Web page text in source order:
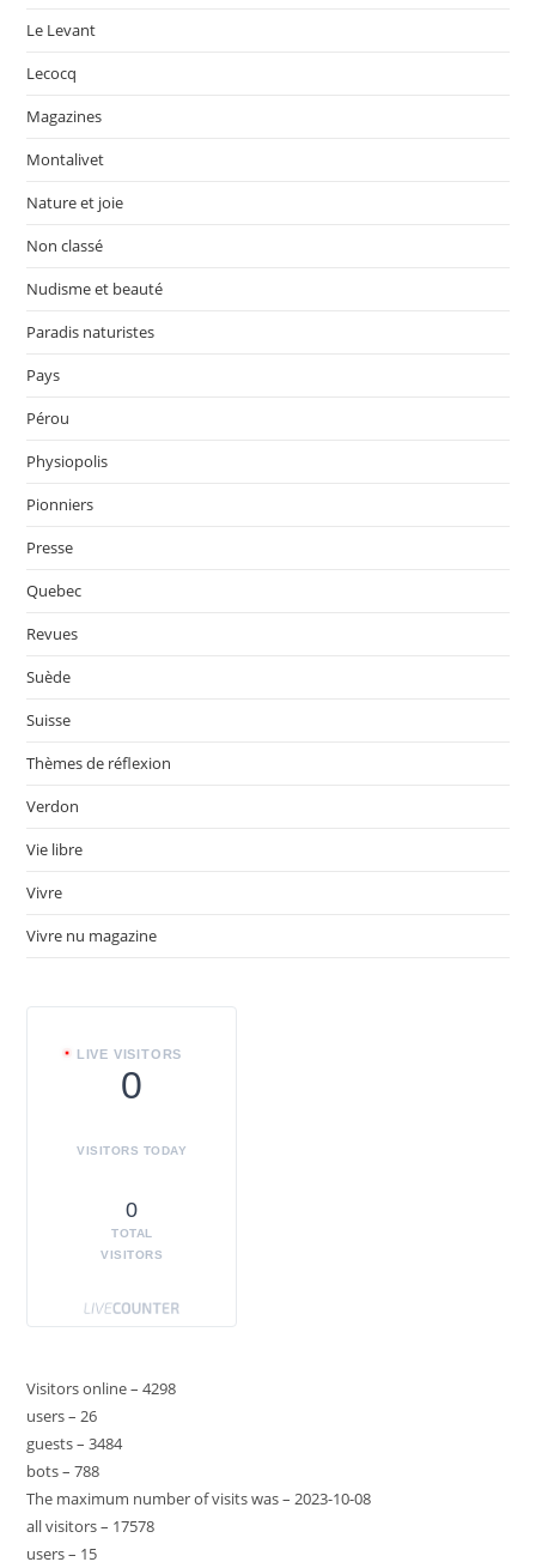
Le Levant
Lecocq
Magazines
Montalivet
Nature et joie
Non classé
Nudisme et beauté
Paradis naturistes
Pays
Pérou
Physiopolis
Pionniers
Presse
Quebec
Revues
Suède
Suisse
Thèmes de réflexion
Verdon
Vie libre
Vivre
Vivre nu magazine
LIVE VISITORS
0
VISITORS TODAY
0
TOTAL
VISITORS
Visitors online – 4298
users – 26
guests – 3484
bots – 788
The maximum number of visits was – 2023-10-08
all visitors – 17578
users – 15